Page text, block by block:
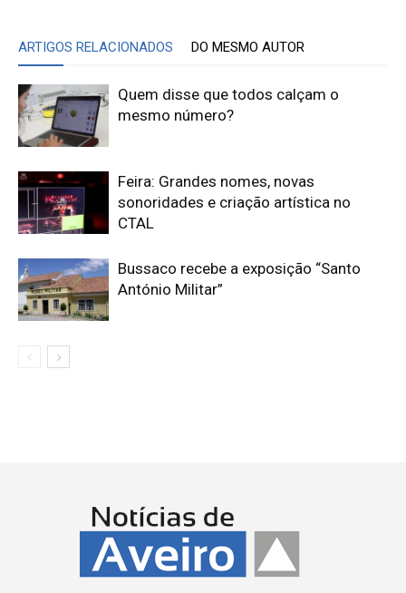
ARTIGOS RELACIONADOS DO MESMO AUTOR
Quem disse que todos calçam o
mesmo número?
Feira: Grandes nomes, novas
sonoridades e criação artística no
CTAL
Bussaco recebe a exposição “Santo
António Militar”